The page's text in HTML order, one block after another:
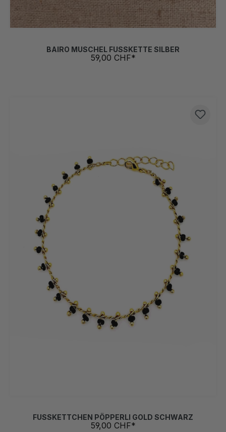
BAIRO MUSCHEL FUSSKETTE SILBER
59,00 CHF*
FUSSKETTCHEN PÖPPERLI GOLD SCHWARZ
59,00 CHF*